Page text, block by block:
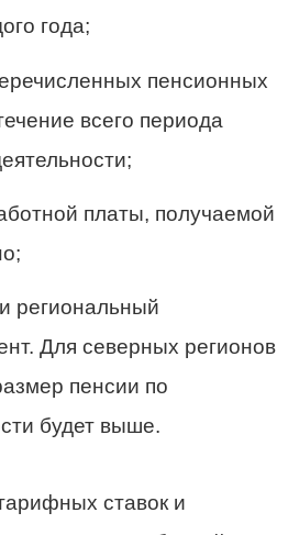
года;
пенсионных
всего периода
платы, получаемой
региональный
Для северных регионов
пенсии по
будет выше.
ставок и